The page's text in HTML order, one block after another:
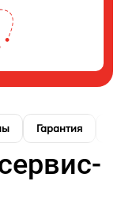
Гарантия